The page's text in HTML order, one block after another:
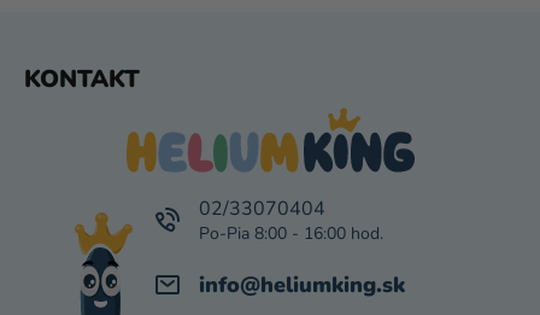
U
KONTAKT
info@heliumking.sk
02/33070404